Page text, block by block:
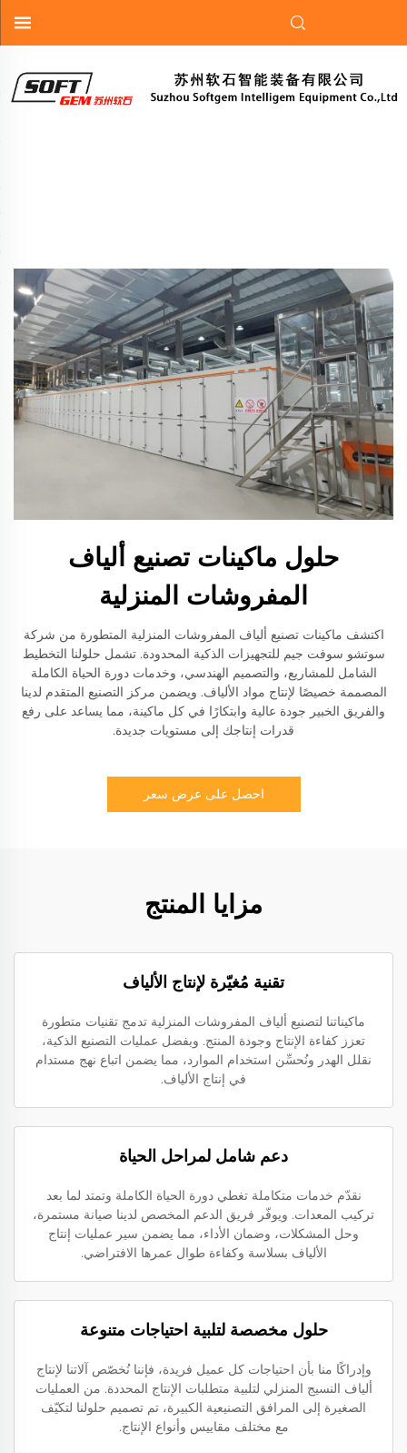
حلول ماكينات تصنيع ألياف
المفروشات المنزلية
اكتشف ماكينات تصنيع ألياف المفروشات المنزلية المتطورة من شركة
سوتشو سوفت جيم للتجهيزات الذكية المحدودة. تشمل حلولنا التخطيط
الشامل للمشاريع، والتصميم الهندسي، وخدمات دورة الحياة الكاملة
المصممة خصيصًا لإنتاج مواد الألياف. ويضمن مركز التصنيع المتقدم لدينا
والفريق الخبير جودة عالية وابتكارًا في كل ماكينة، مما يساعد على رفع
قدرات إنتاجك إلى مستويات جديدة.
احصل على عرض سعر
مزايا المنتج
تقنية مُغيّرة لإنتاج الألياف
ماكيناتنا لتصنيع ألياف المفروشات المنزلية تدمج تقنيات متطورة
تعزز كفاءة الإنتاج وجودة المنتج. وبفضل عمليات التصنيع الذكية،
نقلل الهدر ونُحسِّن استخدام الموارد، مما يضمن اتباع نهج مستدام
في إنتاج الألياف.
دعم شامل لمراحل الحياة
نقدّم خدمات متكاملة تغطي دورة الحياة الكاملة وتمتد لما بعد
تركيب المعدات. ويوفّر فريق الدعم المخصص لدينا صيانة مستمرة،
وحل المشكلات، وضمان الأداء، مما يضمن سير عمليات إنتاج
الألياف بسلاسة وكفاءة طوال عمرها الافتراضي.
حلول مخصصة لتلبية احتياجات متنوعة
وإدراكًا منا بأن احتياجات كل عميل فريدة، فإننا نُخصّص آلاتنا لإنتاج
ألياف النسيج المنزلي لتلبية متطلبات الإنتاج المحددة. من العمليات
الصغيرة إلى المرافق التصنيعية الكبيرة، تم تصميم حلولنا لتكيّف
مع مختلف مقاييس وأنواع الإنتاج.